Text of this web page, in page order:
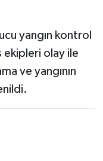
yangın kontrol
ekipleri olay ile
ve yangının